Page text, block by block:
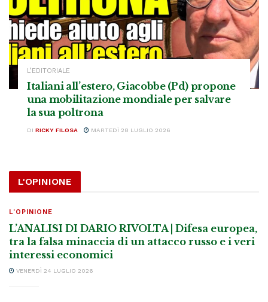
L’EDITORIALE
Italiani all’estero, Giacobbe (Pd) propone
una mobilitazione mondiale per salvare
la sua poltrona
DI RICKY FILOSA MARTEDÌ 28 LUGLIO 2026
L'OPINIONE
L'OPINIONE
L’ANALISI DI DARIO RIVOLTA | Difesa europea,
tra la falsa minaccia di un attacco russo e i veri
interessi economici
VENERDÌ 24 LUGLIO 2026